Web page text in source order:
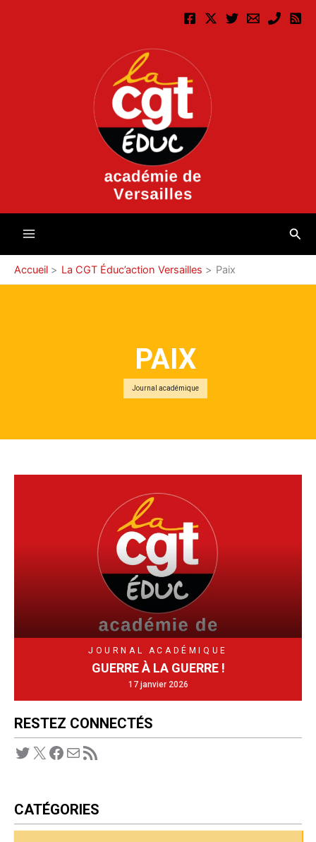
Accueil La CGT Éduc’action Versailles Paix
PAIX
Journal académique
JOURNAL ACADÉMIQUE
GUERRE À LA GUERRE !
17 janvier 2026
RESTEZ CONNECTÉS
Twitter X Facebook E-mail Flux RSS
CATÉGORIES